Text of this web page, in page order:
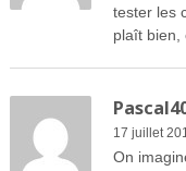
tester les
plaît bien,
17 juillet
On